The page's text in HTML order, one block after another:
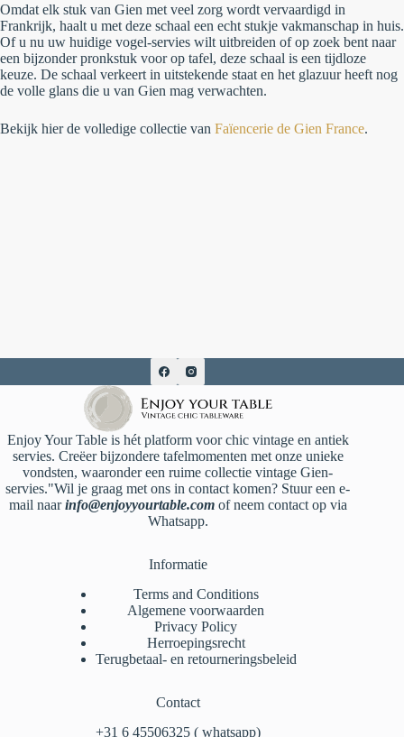
Omdat elk stuk van Gien met veel zorg wordt vervaardigd in
Frankrijk, haalt u met deze schaal een echt stukje vakmanschap in huis.
Of u nu uw huidige vogel-servies wilt uitbreiden of op zoek bent naar
een bijzonder pronkstuk voor op tafel, deze schaal is een tijdloze
keuze. De schaal verkeert in uitstekende staat en het glazuur heeft nog
de volle glans die u van Gien mag verwachten.
Bekijk hier de volledige collectie van Faïencerie de Gien France.
Enjoy Your Table is hét platform voor chic vintage en antiek
servies. Creëer bijzondere tafelmomenten met onze unieke
vondsten, waaronder een ruime collectie vintage Gien-
servies."Wil je graag met ons in contact komen? Stuur een e-
mail naarinfo@enjoyyourtable.comof neem contact op via
Whatsapp.
Informatie
Terms and Conditions
Algemene voorwaarden
Privacy Policy
Herroepingsrecht
Terugbetaal- en retourneringsbeleid
Contact
‪+31 6 45506325‬ ( whatsapp)